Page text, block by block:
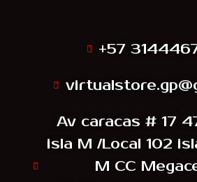
+57
Av caracas # 17
isla M /Local 102
M CC